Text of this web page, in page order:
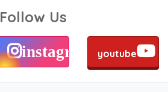
Follow Us
instagram youtube